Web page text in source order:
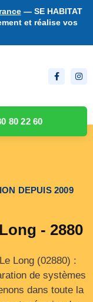
— SE HABITAT
et réalise vos
80 22 60
DEPUIS 2009
- 2880
Long (02880) :
de systèmes
dans toute la